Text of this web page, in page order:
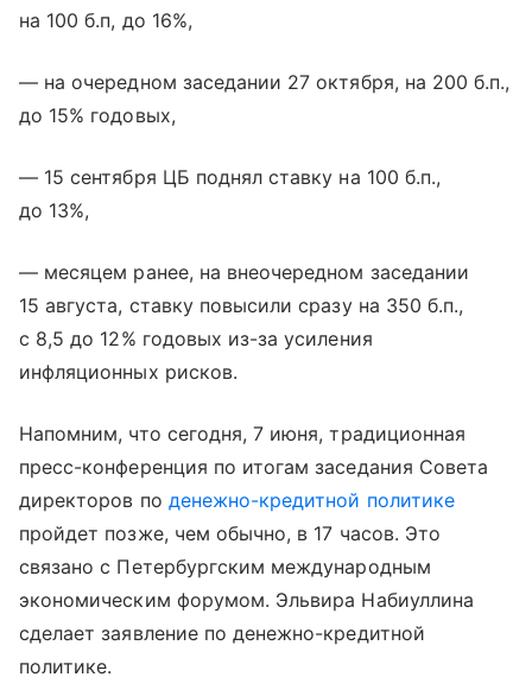
на 100 б.п, до 16%,
— на очередном заседании 27 октября, на 200 б.п.,
до 15% годовых,
— 15 сентября ЦБ поднял ставку на 100 б.п.,
до 13%,
— месяцем ранее, на внеочередном заседании
15 августа, ставку повысили сразу на 350 б.п.,
с 8,5 до 12% годовых из-за усиления
инфляционных рисков.
Напомним, что сегодня, 7 июня, традиционная
пресс-конференция по итогам заседания Совета
директоров по денежно-кредитной политике
пройдет позже, чем обычно, в 17 часов. Это
связано с Петербургским международным
экономическим форумом. Эльвира Набиуллина
сделает заявление по денежно-кредитной
политике.